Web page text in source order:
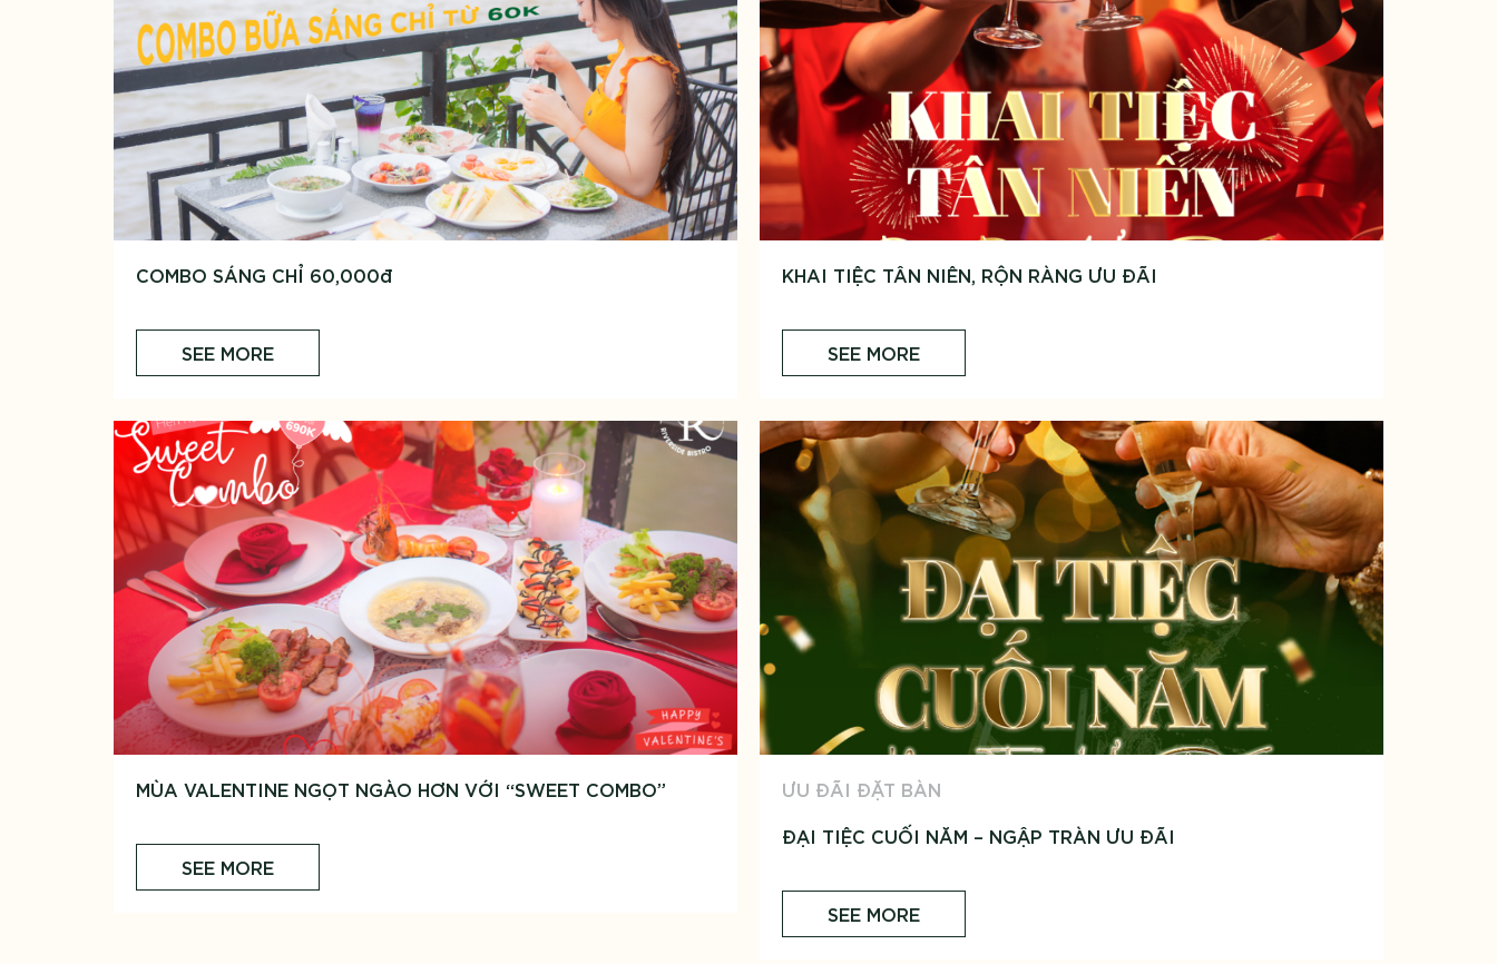
COMBO SÁNG CHỈ 60,000đ
SEE MORE
KHAI TIỆC TÂN NIÊN, RỘN RÀNG ƯU ĐÃI
SEE MORE
MÙA VALENTINE NGỌT NGÀO HƠN VỚI “SWEET COMBO”
SEE MORE
ƯU ĐÃI ĐẶT BÀN
ĐẠI TIỆC CUỐI NĂM – NGẬP TRÀN ƯU ĐÃI
SEE MORE